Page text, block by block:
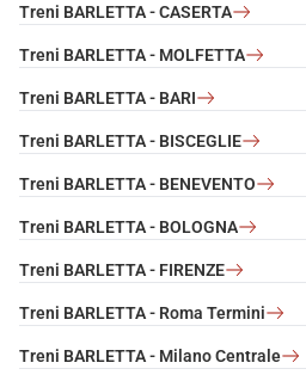
Treni BARLETTA - CASERTA
Treni BARLETTA - MOLFETTA
Treni BARLETTA - BARI
Treni BARLETTA - BISCEGLIE
Treni BARLETTA - BENEVENTO
Treni BARLETTA - BOLOGNA
Treni BARLETTA - FIRENZE
Treni BARLETTA - Roma Termini
Treni BARLETTA - Milano Centrale